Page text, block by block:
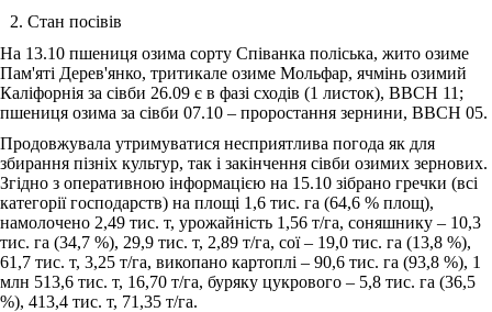
Стан посівів
На 13.10 пшениця озима сорту Співанка поліська, жито озиме
Пам'яті Дерев'янко, тритикале озиме Мольфар, ячмінь озимий
Каліфорнія за сівби 26.09 є в фазі сходів (1 листок), ВВСН 11;
пшениця озима за сівби 07.10 ‒ проростання зернини, ВВСН 05.
Продовжувала утримуватися несприятлива погода як для
збирання пізніх культур, так і закінчення сівби озимих зернових.
Згідно з оперативною інформацією на 15.10 зібрано гречки (всі
категорії господарств) на площі 1,6 тис. га (64,6 % площ),
намолочено 2,49 тис. т, урожайність 1,56 т/га, соняшнику ‒ 10,3
тис. га (34,7 %), 29,9 тис. т, 2,89 т/га, сої ‒ 19,0 тис. га (13,8 %),
61,7 тис. т, 3,25 т/га, викопано картоплі ‒ 90,6 тис. га (93,8 %), 1
млн 513,6 тис. т, 16,70 т/га, буряку цукрового ‒ 5,8 тис. га (36,5
%), 413,4 тис. т, 71,35 т/га.